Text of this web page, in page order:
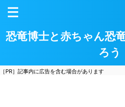
恐竜博士と赤ちゃん恐
ろう
［PR］記事内に広告を含む場合があります